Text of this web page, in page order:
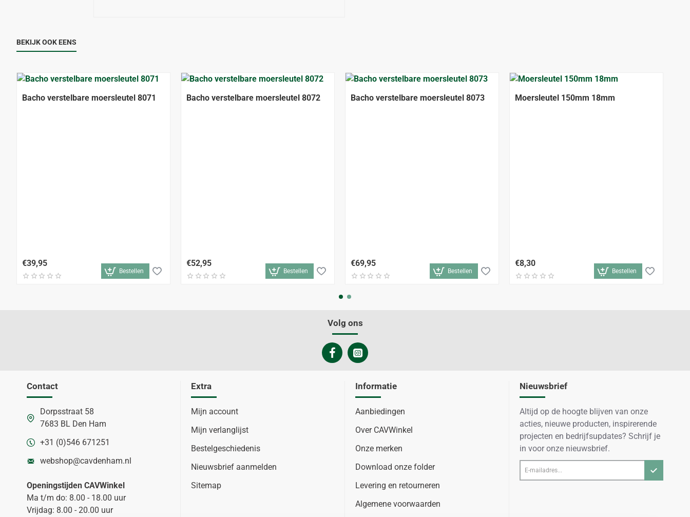
BEKIJK OOK EENS
Bacho verstelbare moersleutel 8071
€39,95
Bestellen
Bacho verstelbare moersleutel 8072
€52,95
Bestellen
Bacho verstelbare moersleutel 8073
€69,95
Bestellen
Moersleutel 150mm 18mm
€8,30
Bestellen
Volg ons
Contact
Dorpsstraat 58
7683 BL Den Ham
+31 (0)546 671251
webshop@cavdenham.nl
Openingstijden CAVWinkel
Ma t/m do: 8.00 - 18.00 uur
Vrijdag: 8.00 - 20.00 uur
Extra
Mijn account
Mijn verlanglijst
Bestelgeschiedenis
Nieuwsbrief aanmelden
Sitemap
Informatie
Aanbiedingen
Over CAVWinkel
Onze merken
Download onze folder
Levering en retourneren
Algemene voorwaarden
Nieuwsbrief
Altijd op de hoogte blijven van onze
acties, nieuwe producten, inspirerende
projecten en bedrijfsupdates? Schrijf je
in voor onze nieuwsbrief.
E-
mailadres...